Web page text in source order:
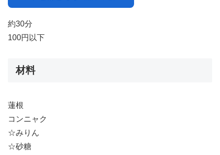
約30分
100円以下
材料
蓮根
コンニャク
☆みりん
☆砂糖